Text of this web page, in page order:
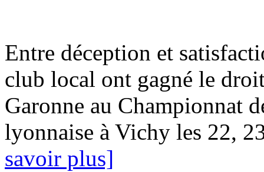
Entre déception et
club local ont gagné le
Garonne au Championnat
lyonnaise à Vichy les 22,
savoir plus]